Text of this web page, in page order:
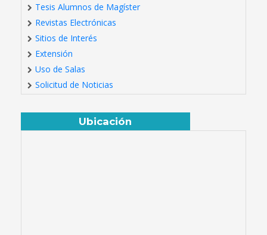
Tesis Alumnos de Magíster
Revistas Electrónicas
Sitios de Interés
Extensión
Uso de Salas
Solicitud de Noticias
Ubicación